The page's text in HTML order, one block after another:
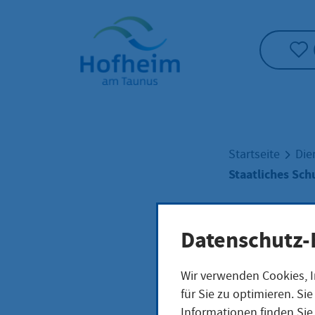
Startseite"
Startseite
Staatliches
den
Wir verwenden
für Sie zu optimieren.